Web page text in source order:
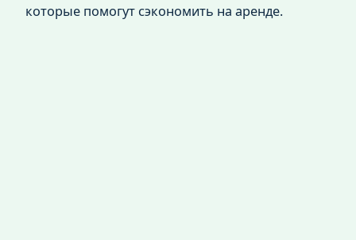
которые помогут сэкономить на аренде.